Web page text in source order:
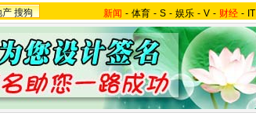
产 搜狗 新闻 - 体育 - S - 娱乐 - V - 财经 - IT